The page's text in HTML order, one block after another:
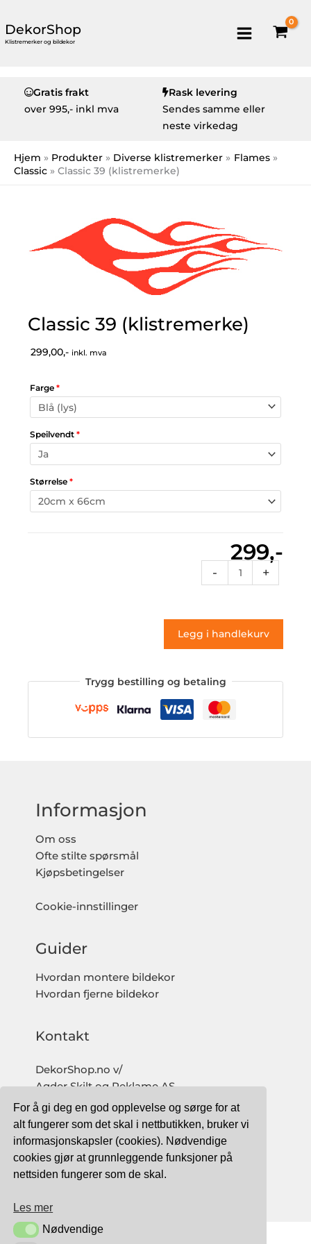
For å gi deg en god opplevelse og sørge for at
alt fungerer som det skal i nettbutikken, bruker vi
informasjonskapsler (cookies). Nødvendige
cookies gjør at grunnleggende funksjoner på
nettsiden fungerer som de skal.
Les mer
NødvendigeNødvendige
DekorShop
Klistremerker og bildekor
Gratis frakt
over 995,- inkl mva
Rask levering
Sendes samme eller
neste virkedag
Hjem Produkter Diverse klistremerker
Flames
Classic
Classic 39 (klistremerke)
Classic 39 (klistremerke)
299,00,- inkl. mva
Farge *
Speilvendt *
Størrelse *
299,-
-
39
antall
+
Legg i handlekurv
Trygg bestilling og betaling
Informasjon
Om oss
Ofte stilte spørsmål
Kjøpsbetingelser
Cookie-innstillinger
Guider
Hvordan montere bildekor
Hvordan fjerne bildekor
Kontakt
DekorShop.no v/
Agder Skilt og Reklame AS
Org. nr: 997 633 016 MVA
salg@dekorshop.no
Tlf: 959 32 123
09.00 - 16.00